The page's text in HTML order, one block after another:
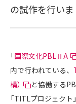
の試作を行い
「国際文化PBLⅡA
内で行われている、
構）
と協働する
「TITLプロジェクト